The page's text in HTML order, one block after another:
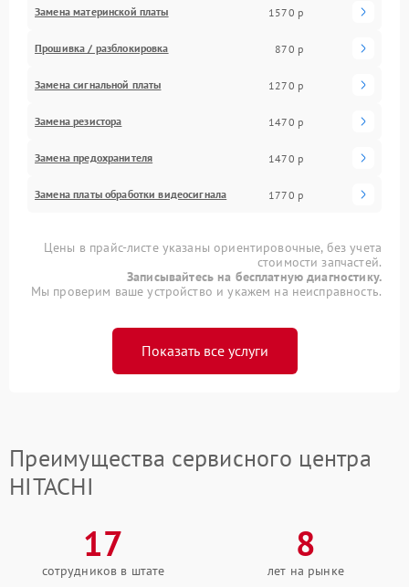
Замена материнской платы 1570 р
Прошивка / разблокировка 870 р
Замена сигнальной платы 1270 р
Замена резистора 1470 р
Замена предохранителя 1470 р
Замена платы обработки видеосигнала 1770 р
Цены в прайс-листе указаны ориентировочные, без учета
стоимости запчастей.
Записывайтесь на бесплатную диагностику.
Мы проверим ваше устройство и укажем на неисправность.
Показать все услуги
Преимущества сервисного центра
HITACHI
17
сотрудников в штате
8
лет на рынке